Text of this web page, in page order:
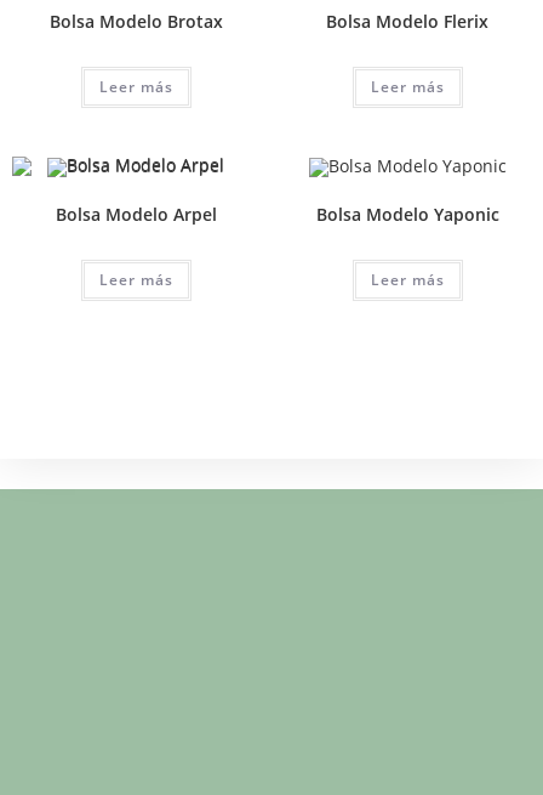
Bolsa Modelo Brotax
Leer más
Bolsa Modelo Flerix
Leer más
Bolsa Modelo Arpel
Leer más
Bolsa Modelo Yaponic
Leer más